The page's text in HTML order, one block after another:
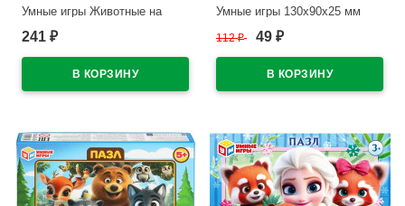
Умные игры Животные на
ферме
241 ₽
Умные игры 130х90х25 мм
арт.4630395053945
112₽ 49 ₽